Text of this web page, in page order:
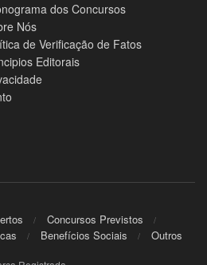
dos Concursos
Nós
de Verificação de Fatos
Editorais
Concursos Previstos
Benefícios Sociais Outros